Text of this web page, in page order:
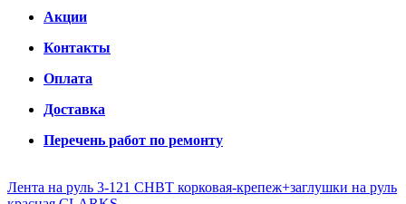
Акции
Контакты
Оплата
Доставка
Перечень работ по ремонту
Лента на руль 3-121 CHBT корковая-крепеж+заглушки на руль